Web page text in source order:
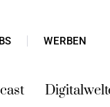
WERBEN